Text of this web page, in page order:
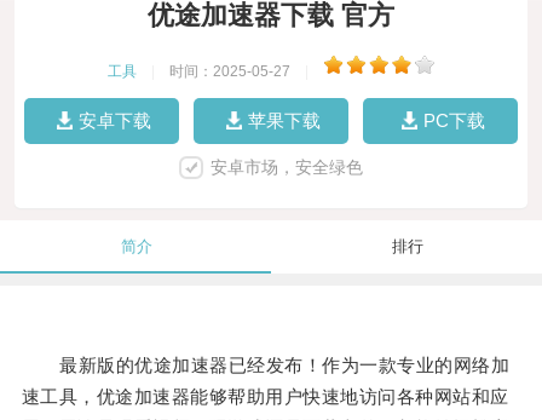
优途加速器下载 官方
工具 时间：2025-05-27
安卓下载 苹果下载 PC下载
安卓市场，安全绿色
简介 排行
最新版的优途加速器已经发布！作为一款专业的网络加
速工具，优途加速器能够帮助用户快速地访问各种网站和应